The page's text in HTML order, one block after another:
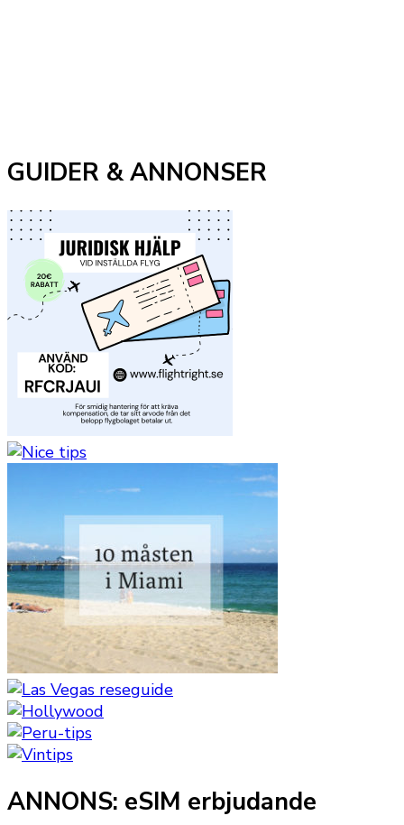
GUIDER & ANNONSER
ANNONS: eSIM erbjudande